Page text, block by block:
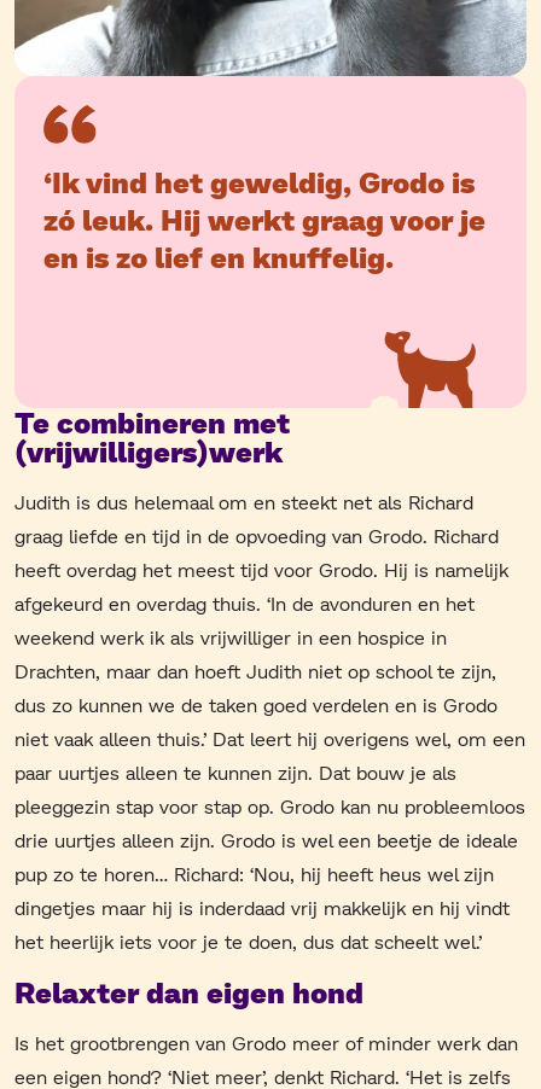
‘Ik vind het geweldig, Grodo is
zó leuk. Hij werkt graag voor je
en is zo lief en knuffelig.
Te combineren met
(vrijwilligers)werk
Judith is dus helemaal om en steekt net als Richard
graag liefde en tijd in de opvoeding van Grodo. Richard
heeft overdag het meest tijd voor Grodo. Hij is namelijk
afgekeurd en overdag thuis. ‘In de avonduren en het
weekend werk ik als vrijwilliger in een hospice in
Drachten, maar dan hoeft Judith niet op school te zijn,
dus zo kunnen we de taken goed verdelen en is Grodo
niet vaak alleen thuis.’ Dat leert hij overigens wel, om een
paar uurtjes alleen te kunnen zijn. Dat bouw je als
pleeggezin stap voor stap op. Grodo kan nu probleemloos
drie uurtjes alleen zijn. Grodo is wel een beetje de ideale
pup zo te horen… Richard: ‘Nou, hij heeft heus wel zijn
dingetjes maar hij is inderdaad vrij makkelijk en hij vindt
het heerlijk iets voor je te doen, dus dat scheelt wel.’
Relaxter dan eigen hond
Is het grootbrengen van Grodo meer of minder werk dan
een eigen hond? ‘Niet meer’, denkt Richard. ‘Het is zelfs